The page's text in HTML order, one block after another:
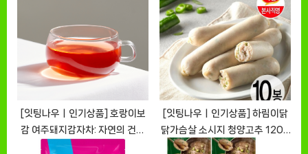
t
[잇팅나우ㅣ인기상품] 호랑이보
감 여주돼지감자차: 자연의 건강
을 담고 있는 차 [EatingNOWㅣ
[잇팅나우ㅣ인기상품] 하림이닭
닭가슴살 소시지 청양고추 120g
10팩 리뷰 [EatingNOWㅣ추천